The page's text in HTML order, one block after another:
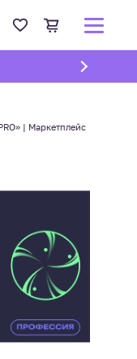
| Маркетплейс